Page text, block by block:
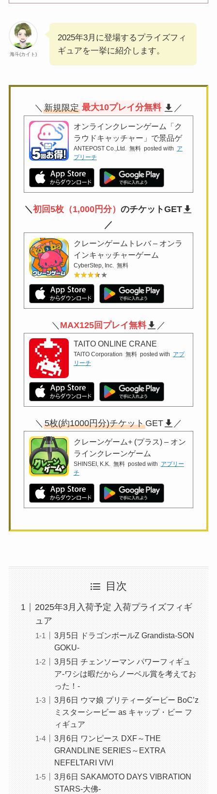
海斗(カイト)
2025年3月に登場するプライズフィ
ギュアを一挙に紹介します。
＼ 新規限定 最大10プレイ分無料 ／
オンラインクレーンゲーム「ク
ラウドキャッチャー」で景品ゲ
ット
ANTEPOST Co.,Ltd. 無料 posted with ア
プリーチ
＼初回5枚（1,000円分）のチケットGET
／
クレーンゲームトレバ – オンラ
インキャッチャーゲーム
CyberStep, Inc. 無料
★★★★★
★★★★★
＼ MAX125回プレイ無料 ／
TAITO ONLINE CRANE
TAITO Corporation 無料 posted with アプ
リーチ
＼ 5枚(約1000円分)チケットGET ／
クレーンゲーム+ (プラス) – オン
ラインクレーンゲーム
SHINSEI, K.K. 無料 posted with アプリー
チ
目次
2025年3月入荷予定 入荷プライズフィギ
ュア
3月5日 ドラゴンボールZ Grandista-SON
GOKU-
3月5日 チェンソーマン パワーフィギュ
ア-ワシは暇だからノーベル賞を考えてお
った！-
3月6日 ウマ娘 プリティーダービー BoC’z
ミスターシービー as キャップ・ビー フ
ィギュア
3月6日 ワンピース DXF～THE
GRANDLINE SERIES～EXTRA
NEFELTARI VIVI
3月6日 SAKAMOTO DAYS VIBRATION
STARS-大佛-